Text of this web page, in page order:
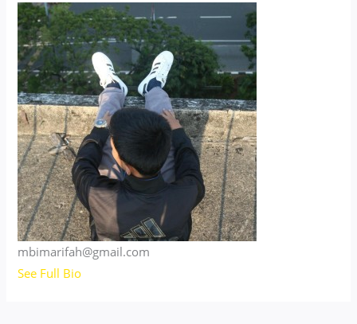
mbimarifah@gmail.com
See Full Bio